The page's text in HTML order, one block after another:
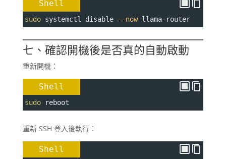
Shell
sudo systemctl disable --now llama-router
七、確認開機後是否真的自動啟動
重新開機：
Shell
sudo reboot
重新 SSH 登入後執行：
Shell